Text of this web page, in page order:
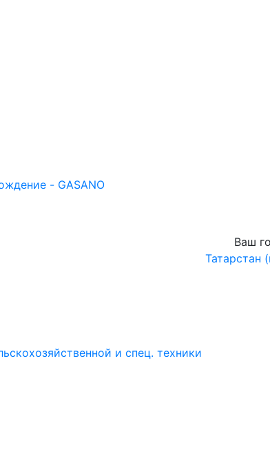
- GASANO
Ваш
Татарстан
и спец. техники